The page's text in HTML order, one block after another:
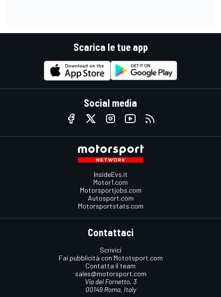
Scarica le tue app
Social media
InsideEvs.it
Motor1.com
Motorsportjobs.com
Autosport.com
Motorsportstats.com
Contattaci
Scrivici
Fai pubblicità con Mototsport.com
Contatta il team
sales@motorsport.com
Via del Fornetto, 3
00149 Roma, Italy